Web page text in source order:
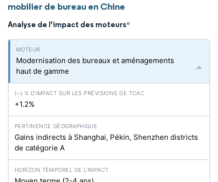
mobilier de bureau en Chine
Analyse de l'impact des moteurs*
Modernisation des bureaux et aménagements
haut de gamme
+1.2%
Gains indirects à Shanghai, Pékin, Shenzhen districts
de catégorie A